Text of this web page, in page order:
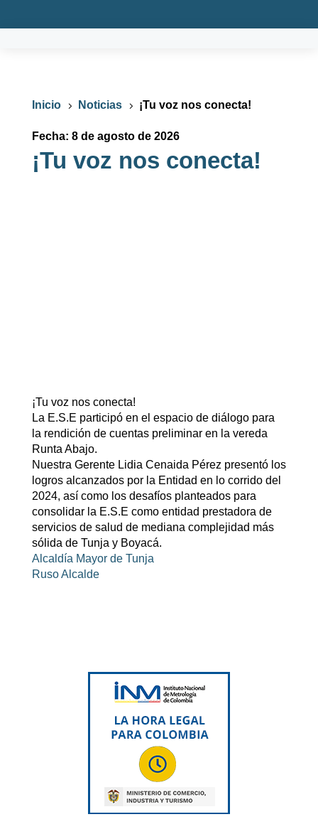
Inicio 5 Noticias 5 ¡Tu voz nos conecta!
Fecha: 8 de agosto de 2026
¡Tu voz nos conecta!
¡Tu voz nos conecta!
La E.S.E participó en el espacio de diálogo para
la rendición de cuentas preliminar en la vereda
Runta Abajo.
Nuestra Gerente Lidia Cenaida Pérez presentó los
logros alcanzados por la Entidad en lo corrido del
2024, así como los desafíos planteados para
consolidar la E.S.E como entidad prestadora de
servicios de salud de mediana complejidad más
sólida de Tunja y Boyacá.
Alcaldía Mayor de Tunja
Ruso Alcalde